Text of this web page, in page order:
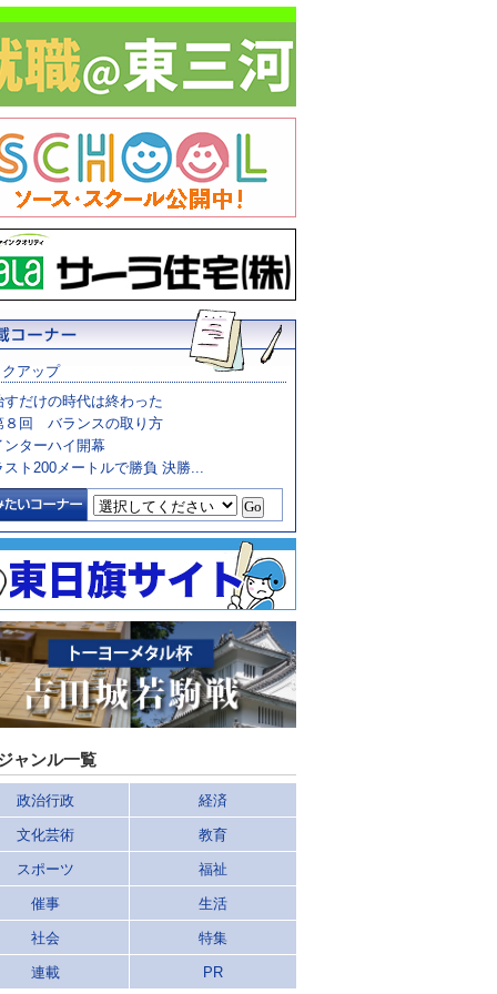
アップ
すだけの時代は終わった
８回 バランスの取り方
ンターハイ開幕
スト200メートルで勝負 決勝...
ャンル一覧
政治行政 経済
文化芸術 教育
スポーツ 福祉
催事 生活
社会 特集
連載 PR